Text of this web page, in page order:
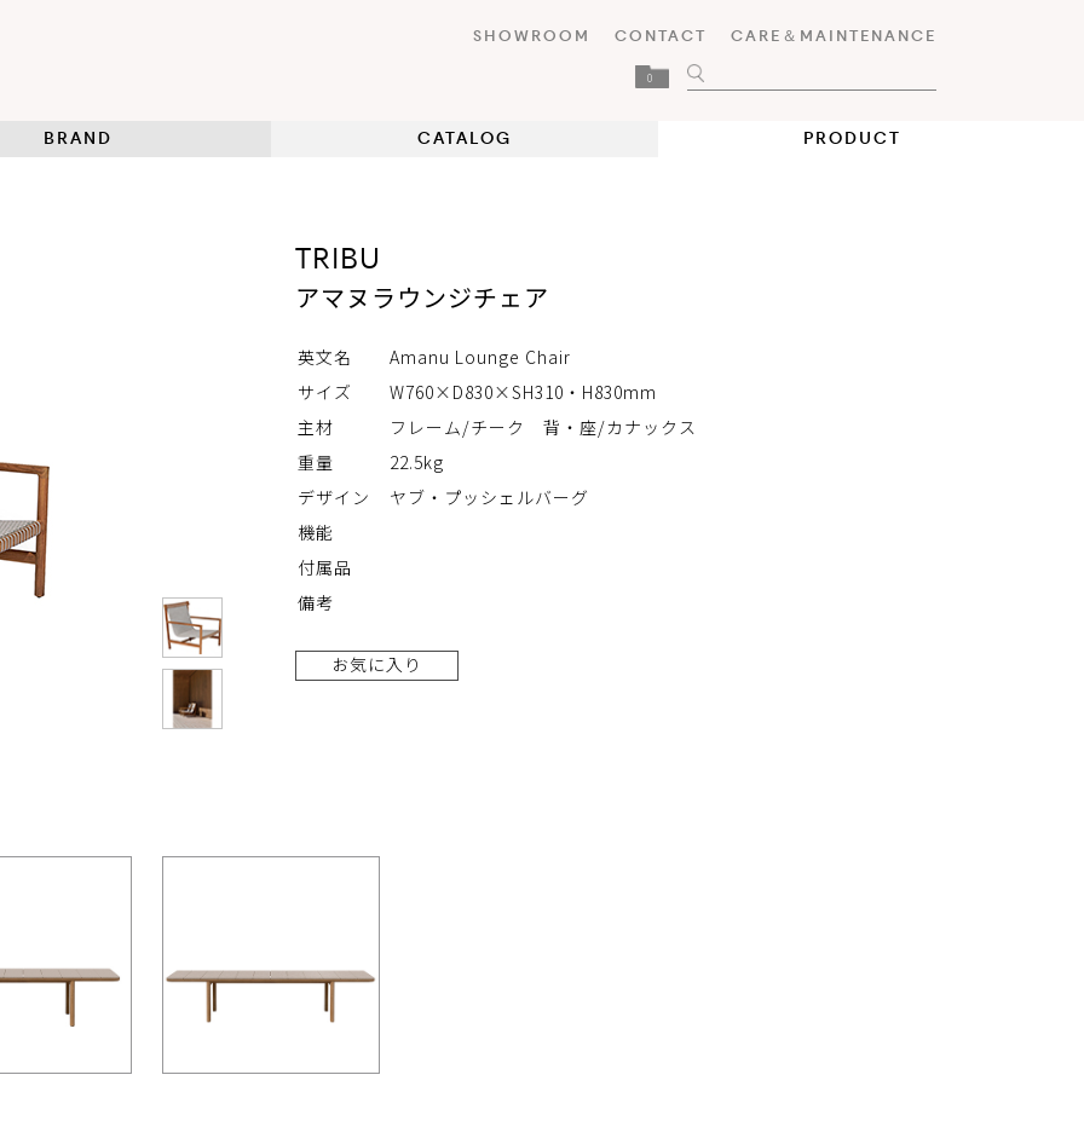
SHOWROOM CONTACT CARE＆MAINTENANCE
0
BRAND CATALOG PRODUCT
TRIBU
アマヌラウンジチェア
英文名
Amanu Lounge Chair
サイズ
W760×D830×SH310・H830mm
主材
フレーム/チーク 背・座/カナックス
重量
22.5kg
デザイン
ヤブ・プッシェルバーグ
機能
付属品
備考
お気に入り